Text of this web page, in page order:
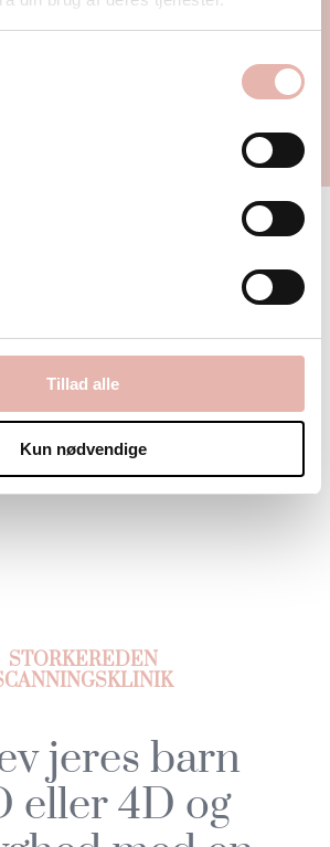
Tillad alle
Kun nødvendige
en baby.
STORKEREDEN
jeres barn
eller 4D og